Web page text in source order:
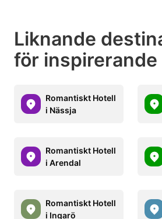
Liknande
för
Romantiskt Hotell
i Nässja
Romantiskt Hotell
i Arendal
Romantiskt Hotell
i Ingarö